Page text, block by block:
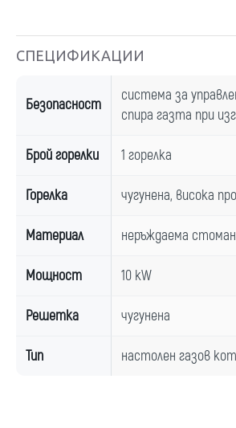
СПЕЦИФИКАЦИИ
Безопасност
система за
спира газта при
Брой горелки 1 горелка
Горелка чугунена, висока
Материал неръждаема
Мощност 10 kW
Решетка чугунена
Тип настолен газов